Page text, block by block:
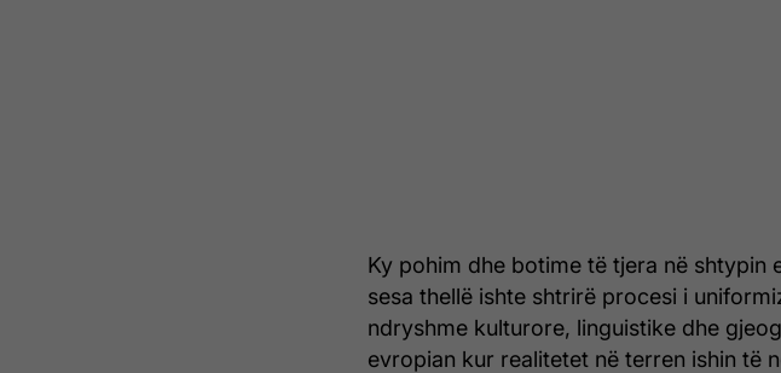
Ky pohim dhe botime të tjera në shtypin
sesa thellë ishte shtrirë procesi i
ndryshme kulturore, linguistike dhe
evropian kur realitetet në terren ishin të